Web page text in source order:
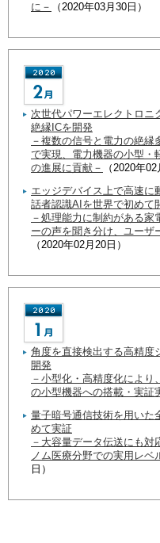
に－
（2020年03月30日）
次世代パワーエレクトロニ
絶縁ICを開発
－複数の信号と電力の絶縁
で実現、電力機器の小型・
の進展に貢献－
（2020年02
エッジデバイス上で高速に
話者認識AIを世界で初めて
－処理能力に制約がある
ーの声を聞き分け、ユーザ
（2020年02月20日）
角度を直接検出する高精度
開発
－小型化・高精度化によ
の小型機器への搭載・実証
量子暗号通信技術を用いた
めて実証
－大容量データ伝送にも
ノム医療分野での実用レベ
日）